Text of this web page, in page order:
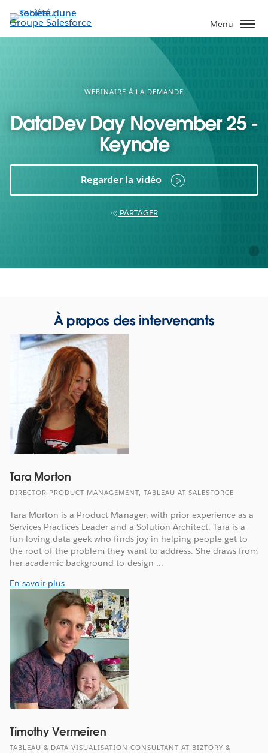
Aller
au
contenu
Menu
WEBINAIRE À LA DEMANDE
DataDev Day November 25 -
Keynote
Regarder la vidéo
PARTAGER
À propos des intervenants
Tara Morton
DIRECTOR PRODUCT MANAGEMENT, TABLEAU AT SALESFORCE
Tara Morton is a Product Manager, with prior experience as a
Services Practices Leader and a Solution Architect. Tara is a
fun-loving data geek who finds joy in helping people get to
the root of the problem they want to address. She draws from
her academic background to design ...
En savoir plus
Timothy Vermeiren
TABLEAU & DATA VISUALISATION CONSULTANT AT BIZTORY &